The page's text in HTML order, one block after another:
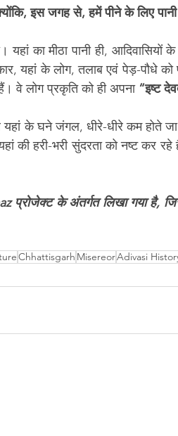
इस जगह से, हमें पीने के लिए पानी
का मीठा पानी ही, आदिवासियों
यहां के लोग, तलाब एवं पेड़-पौधे
वे लोग प्रकृति को ही अपना “इष्ट
के घने जंगल, धीरे-धीरे कम होते
की हरी-भरी सुंदरता को नष्ट कर
प्रोजेक्ट के अंतर्गत लिखा गया है,
Chhattisgarh MisereorAdivasi